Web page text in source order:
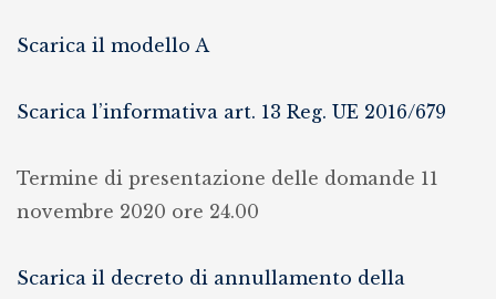
Scarica il modello A
Scarica l’informativa art. 13 Reg. UE 2016/679
Termine di presentazione delle domande 11
novembre 2020 ore 24.00
Scarica il decreto di annullamento della